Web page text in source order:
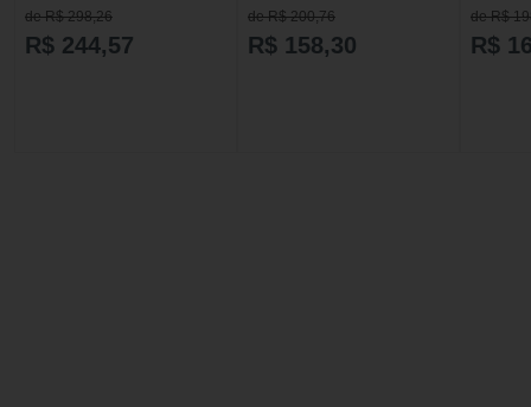
de R$ 298,26
R$ 244,57
de R$ 200,76
R$ 158,30
de R$
R$